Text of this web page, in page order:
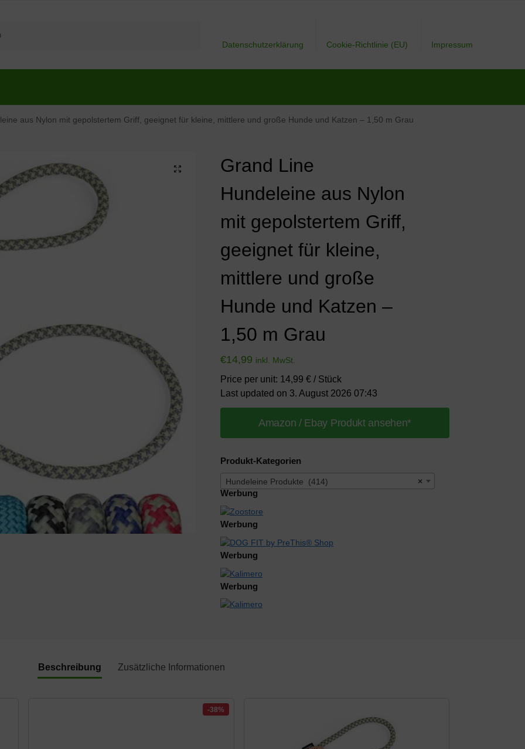
Datenschutzerklärung Cookie-Richtlinie (EU) Impressum
aus Nylon mit gepolstertem Griff, geeignet für kleine, mittlere und große Hunde und Katzen – 1,50 m Grau
Grand Line
Hundeleine aus Nylon
mit gepolstertem Griff,
geeignet für kleine,
mittlere und große
Hunde und Katzen –
1,50 m Grau
€14,99 inkl. MwSt.
Price per unit: 14,99 € / Stück
Last updated on 3. August 2026 07:43
Amazon / Ebay Produkt ansehen*
Produkt-Kategorien
×
Hundeleine Produkte (414)
Werbung
Werbung
Werbung
Werbung
Beschreibung Zusätzliche Informationen
-38%